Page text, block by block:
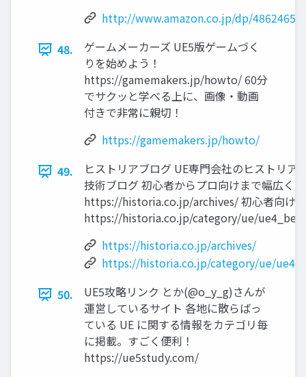
http://www.amazon.co.jp/dp/
48.
ゲームメーカーズ UE5版ゲームづく
りを始めよう！
https://gamemakers.jp/howto/ 60分
でサクッと学べる上に、画像・動画
付きで非常に親切！
https://gamemakers.jp/howto/
49.
ヒストリアブログ UE専門会社のヒストリア
技術ブログ 初心者からプロ向けまで幅広く
https://historia.co.jp/archives/ 初心者向け
https://historia.co.jp/category/ue/
https://historia.co.jp/archives/
https://historia.co.jp/category/ue/
50.
UE5攻略リンク とか(@o_y_g)さんが
運営しているサイト 各地に散らばっ
ている UE に関する情報をカテゴリ毎
に掲載。すごく便利！
https://ue5study.com/